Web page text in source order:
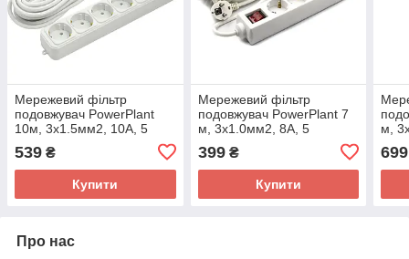
Мережевий фільтр
подовжувач PowerPlant
10м, 3x1.5мм2, 10А, 5
розеток, євростандарт (JY-
1056/10)
539 ₴
Купити
Мережевий фільтр
подовжувач PowerPlant 7
м, 3x1.0мм2, 8А, 5
розеток, євростандарт (JY-
1052/7)
399₴
Купити
м,
699
Про нас